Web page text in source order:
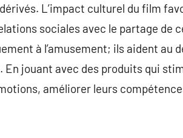
L’impact culturel du film
sociales avec le partage de
à l’amusement; ils aident au
jouant avec des produits qui
améliorer leurs